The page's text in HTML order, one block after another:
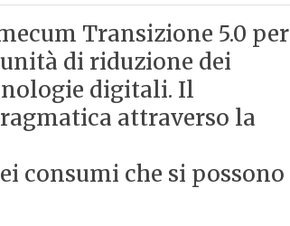
Transizione 5.0 per
di riduzione dei
digitali. Il
attraverso la
consumi che si possono